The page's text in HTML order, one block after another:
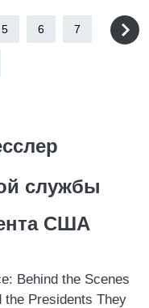
5 6 7
службы
США
Behind the Scenes
the Presidents They